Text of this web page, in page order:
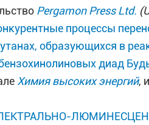
Pergamon Press Ltd.
процессы
образующихся в
диад
Химия высоких энергий,